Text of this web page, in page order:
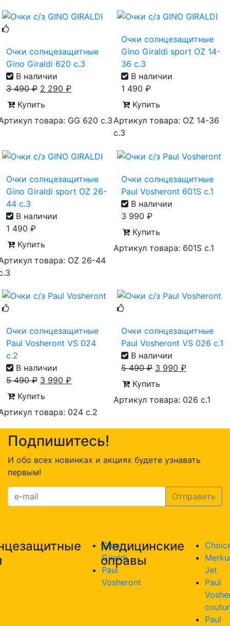
Очки солнцезащитные
Gino Giraldi 620 с.3
В наличии
3 490₽ 2 290 ₽
Купить
товара: GG 620 с.3
Очки солнцезащитные
Gino Giraldi sport OZ 14-
36 с.3
В наличии
1 490 ₽
Купить
Артикул товара: OZ 14-36
с.3
Очки солнцезащитные
Gino Giraldi sport OZ 26-
44 c.3
В наличии
1 490 ₽
Купить
товара: OZ 26-44
Очки солнцезащитные
Paul Vosheront 601S с.1
В наличии
3 990 ₽
Купить
Артикул товара: 601S c.1
Очки солнцезащитные
Paul Vosheront VS 024
с.2
В наличии
5 490₽ 3 990 ₽
Купить
товара: 024 с.2
Очки солнцезащитные
Paul Vosheront VS 026 с.1
В наличии
5 490₽ 3 990 ₽
Купить
Артикул товара: 026 с.1
Подпишитесь!
И обо всех новинках и акциях будете узнавать
первым!
Gino
Giraldi
Paul
Vosheront
Медицинские
оправы
Jet
Paul
Paul